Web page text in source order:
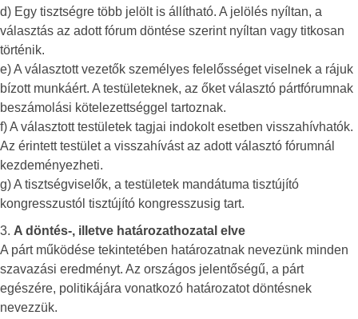
d) Egy tisztségre több jelölt is állítható. A jelölés nyíltan, a
választás az adott fórum döntése szerint nyíltan vagy titkosan
történik.
e) A választott vezetők személyes felelősséget viselnek a rájuk
bízott munkáért. A testületeknek, az őket választó pártfórumnak
beszámolási kötelezettséggel tartoznak.
f) A választott testületek tagjai indokolt esetben visszahívhatók.
Az érintett testület a visszahívást az adott választó fórumnál
kezdeményezheti.
g) A tisztségviselők, a testületek mandátuma tisztújító
kongresszustól tisztújító kongresszusig tart.
3. A döntés-, illetve határozathozatal elve
A párt működése tekintetében határozatnak nevezünk minden
szavazási eredményt. Az országos jelentőségű, a párt
egészére, politikájára vonatkozó határozatot döntésnek
nevezzük.